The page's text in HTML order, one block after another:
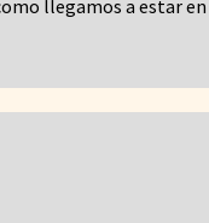
llegamos a estar